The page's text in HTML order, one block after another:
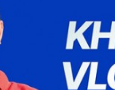
giữ cho khoang